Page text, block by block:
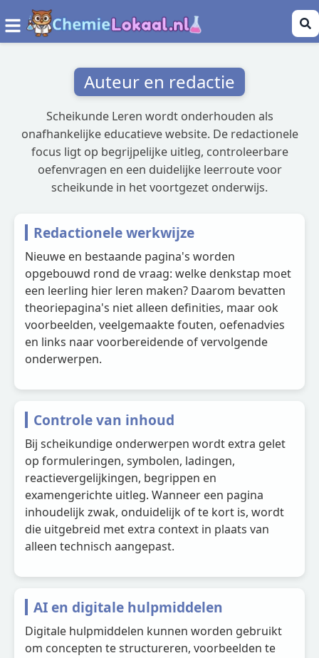
Auteur en redactie
Scheikunde Leren wordt onderhouden als
onafhankelijke educatieve website. De redactionele
focus ligt op begrijpelijke uitleg, controleerbare
oefenvragen en een duidelijke leerroute voor
scheikunde in het voortgezet onderwijs.
Redactionele werkwijze
Nieuwe en bestaande pagina's worden
opgebouwd rond de vraag: welke denkstap moet
een leerling hier leren maken? Daarom bevatten
theoriepagina's niet alleen definities, maar ook
voorbeelden, veelgemaakte fouten, oefenadvies
en links naar voorbereidende of vervolgende
onderwerpen.
Controle van inhoud
Bij scheikundige onderwerpen wordt extra gelet
op formuleringen, symbolen, ladingen,
reactievergelijkingen, begrippen en
examengerichte uitleg. Wanneer een pagina
inhoudelijk zwak, onduidelijk of te kort is, wordt
die uitgebreid met extra context in plaats van
alleen technisch aangepast.
AI en digitale hulpmiddelen
Digitale hulpmiddelen kunnen worden gebruikt
om concepten te structureren, voorbeelden te